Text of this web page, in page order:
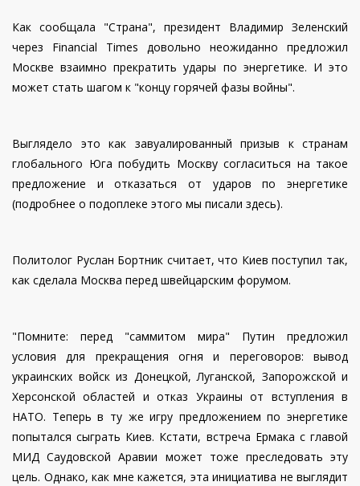
Как сообщала "Страна", президент Владимир Зеленский
через Financial Times довольно неожиданно предложил
Москве взаимно прекратить удары по энергетике. И это
может стать шагом к "концу горячей фазы войны".
Выглядело это как завуалированный призыв к странам
глобального Юга побудить Москву согласиться на такое
предложение и отказаться от ударов по энергетике
(подробнее о подоплеке этого мы писали здесь).
Политолог Руслан Бортник считает, что Киев поступил так,
как сделала Москва перед швейцарским форумом.
"Помните: перед "саммитом мира" Путин предложил
условия для прекращения огня и переговоров: вывод
украинских войск из Донецкой, Луганской, Запорожской и
Херсонской областей и отказ Украины от вступления в
НАТО. Теперь в ту же игру предложением по энергетике
попытался сыграть Киев. Кстати, встреча Ермака с главой
МИД Саудовской Аравии может тоже преследовать эту
цель. Однако, как мне кажется, эта инициатива не выглядит